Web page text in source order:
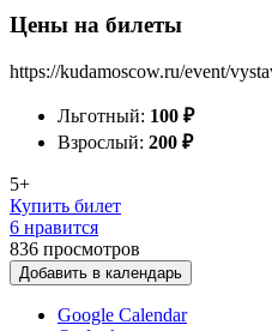
Цены на билеты
https://kudamoscow.ru/event/
Льготный: 100 ₽
Взрослый: 200 ₽
5+
Купить билет
6 нравится
836 просмотров
Добавить в календарь
Google Calendar